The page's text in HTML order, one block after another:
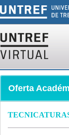
Oferta